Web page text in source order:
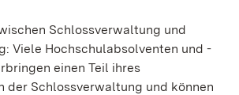
Schlossverwaltung und
Viele Hochschulabsolventen und -
einen Teil ihres
der Schlossverwaltung und können